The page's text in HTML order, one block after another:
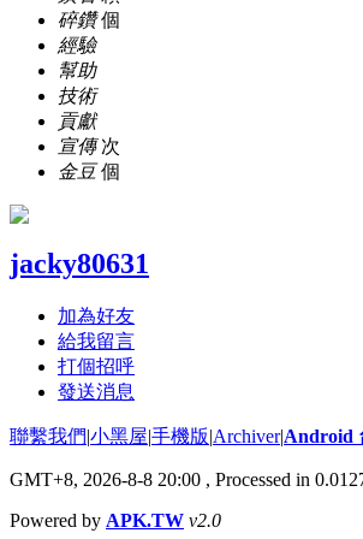
碎鑽個
經驗
幫助
技術
貢獻
宣傳次
金豆個
jacky80631
加為好友
給我留言
打個招呼
發送消息
聯繫我們|小黑屋|手機版|Archiver|Android
GMT+8, 2026-8-8 20:00 , Processed in
Powered by APK.TW v2.0